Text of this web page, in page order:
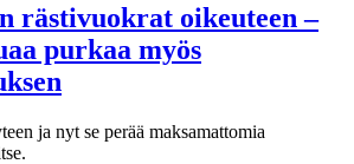
rästi­vuokrat oikeuteen –
purkaa myös
ja nyt se perää maksamattomia